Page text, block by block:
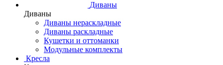
Диваны
Диваны
Диваны нераскладные
Диваны раскладные
Кушетки и оттоманки
Модульные комплекты
Кресла